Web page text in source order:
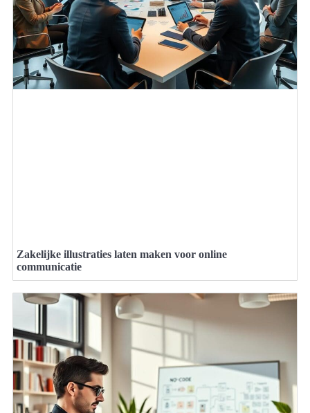
Zakelijke illustraties laten maken voor online
communicatie